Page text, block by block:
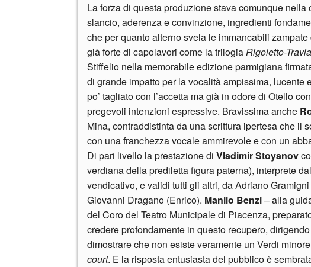
La forza di questa produzione stava comunque
slancio, aderenza e convinzione, ingredienti
che per quanto alterno svela le immancabili
già forte di capolavori come la trilogiaRigoletto-
Stiffelio nella memorabile edizione parmigiana
di grande impatto per la vocalità ampissima, lucente
po’ tagliato con l’accetta ma già in odore di Otello
pregevoli intenzioni espressive. Bravissima anche
Mina, contraddistinta da una scrittura ipertesa che il
con una franchezza vocale ammirevole e con un
Di pari livello la prestazione di Vladimir Stoyanov
verdiana della prediletta figura paterna), interprete
vendicativo, e validi tutti gli altri, da Adriano
Giovanni Dragano (Enrico). Manlio Benzi– alla
del Coro del Teatro Municipale di Piacenza,
credere profondamente in questo recupero,
dimostrare che non esiste veramente un Verdi
court. E la risposta entusiasta del pubblico è